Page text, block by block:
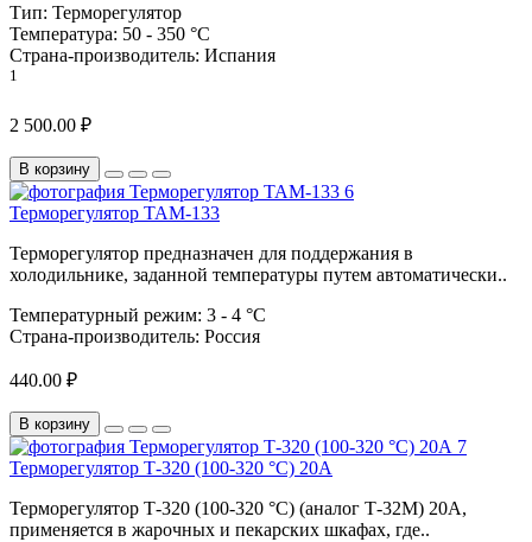
Тип: Терморегулятор
Температура: 50 - 350 °C
Страна-производитель: Испания
1
2 500.00 ₽
В корзину
Терморегулятор ТАМ-133
Терморегулятор предназначен для поддержания в
холодильнике, заданной температуры путем автоматически..
Температурный режим: 3 - 4 °С
Страна-производитель: Россия
440.00 ₽
В корзину
Терморегулятор Т-320 (100-320 °C) 20А
Терморегулятор Т-320 (100-320 °C) (аналог Т-32М) 20А,
применяется в жарочных и пекарских шкафах, где..